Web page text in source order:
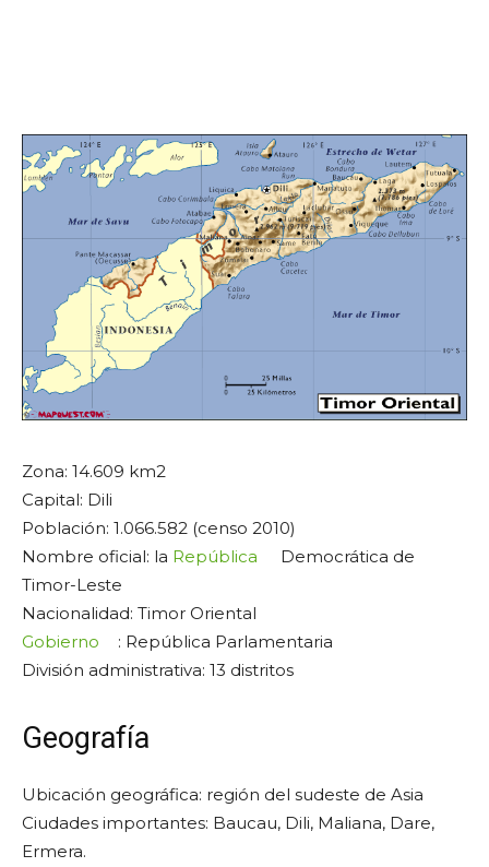
Zona: 14.609 km2
Capital: Dili
Población: 1.066.582 (censo 2010)
Nombre oficial: la República
Democrática de
Timor-Leste
Nacionalidad: Timor Oriental
Gobierno
: República Parlamentaria
División administrativa: 13 distritos
Geografía
Ubicación geográfica: región del sudeste de Asia
Ciudades importantes: Baucau, Dili, Maliana, Dare,
Ermera.